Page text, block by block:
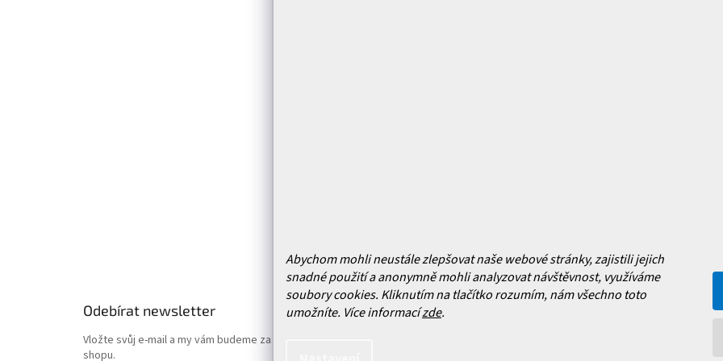
Abychom mohli neustále zlepšovat naše webové stránky, zajistili jejich
snadné použití a anonymně mohli analyzovat návštěvnost, využíváme
soubory cookies. Kliknutím na tlačítko rozumím, nám všechno toto
umožníte. Více informacízde.
Odebírat newsletter
Vložte svůj e-mail a my vám budeme zasílat informace o nových produktech na našem e-
shopu.